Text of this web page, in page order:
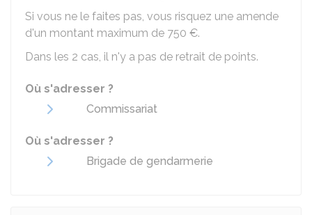
Si vous ne le faites pas, vous risquez une amende
d'un montant maximum de 750 €.
Dans les 2 cas, il n'y a pas de retrait de points.
Où s'adresser ?
Commissariat
Où s'adresser ?
Brigade de gendarmerie